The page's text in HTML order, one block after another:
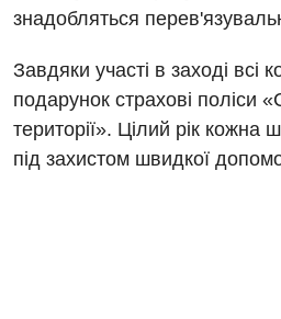
Магнітно-резонансна
Мамографія
Нейросонографія
Рентгенографія
Діагностичне відділення
Ендоскопічне відділення
Лікування гострого інфаркту
Національний скринінг здоров’я 40+
знадобляться
Завдяки участі в заході всі
подарунок страхові поліси
території». Цілий рік кожна
під захистом швидкої